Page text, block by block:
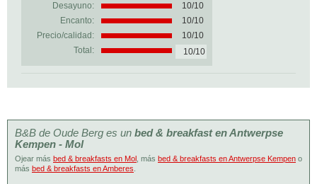
Desayuno:
10/10
Encanto:
10/10
Precio/calidad:
10/10
Total:
10/10
B&B de Oude Berg es un bed & breakfast en Antwerpse
Kempen - Mol
Ojear más bed & breakfasts en Mol , más bed & breakfasts en Antwerpse Kempen o
más bed & breakfasts en Amberes